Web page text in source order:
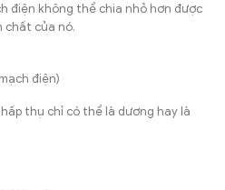
điện không thể chia nhỏ hơn được
chất của nó.
điện)
thụ chỉ có thể là dương hay là